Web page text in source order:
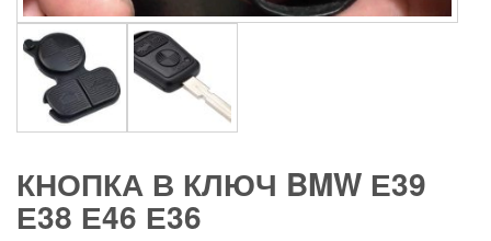
КНОПКА В КЛЮЧ BMW Е39
Е38 Е46 Е36